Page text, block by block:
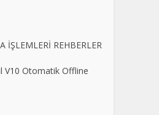
İŞLEMLERİ REHBERLER
V10 Otomatik Offline